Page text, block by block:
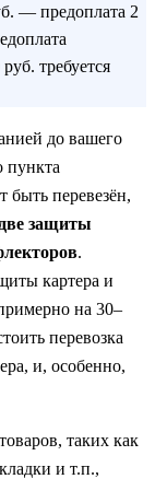
— предоплата 2
требуется
до вашего
пункта
быть перевезён,
защиты
.
картера и
на 30–
перевозка
и, особенно,
таких как
и т.п.,